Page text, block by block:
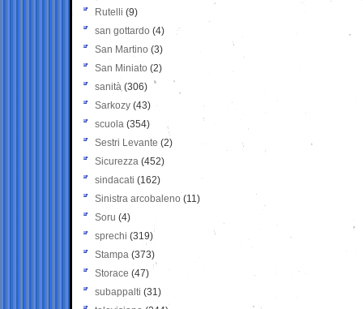
Rutelli (9)
san gottardo (4)
San Martino (3)
San Miniato (2)
sanità (306)
Sarkozy (43)
scuola (354)
Sestri Levante (2)
Sicurezza (452)
sindacati (162)
Sinistra arcobaleno (11)
Soru (4)
sprechi (319)
Stampa (373)
Storace (47)
subappalti (31)